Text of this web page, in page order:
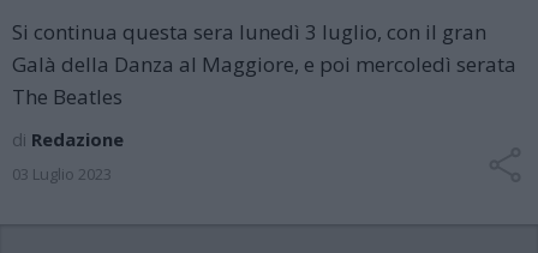
Si continua questa sera lunedì 3 luglio, con il gran
Galà della Danza al Maggiore, e poi mercoledì serata
The Beatles
di Redazione
03 Luglio 2023